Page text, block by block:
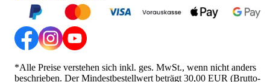
*Alle Preise verstehen sich inkl. ges. MwSt., wenn nicht anders
beschrieben. Der Mindestbestellwert beträgt 30,00 EUR (Brutto-